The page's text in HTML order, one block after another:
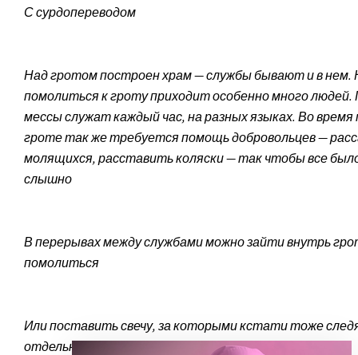
С сурдопереводом
Над гротом построен храм — службы бывают и в нем.
помолиться к гроту приходит особенно много
мессы служат каждый час, на разных языках. Во время
гроте так же требуется помощь добровольцев —
молящихся, расставить коляски — так чтобы все
слышно
В перерывах между службами можно зайти внутрь
помолиться
Или поставить свечу, за которыми кстати тоже
отдельные добровольцы